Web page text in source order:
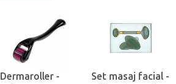
Dermaroller -
Set masaj facial -